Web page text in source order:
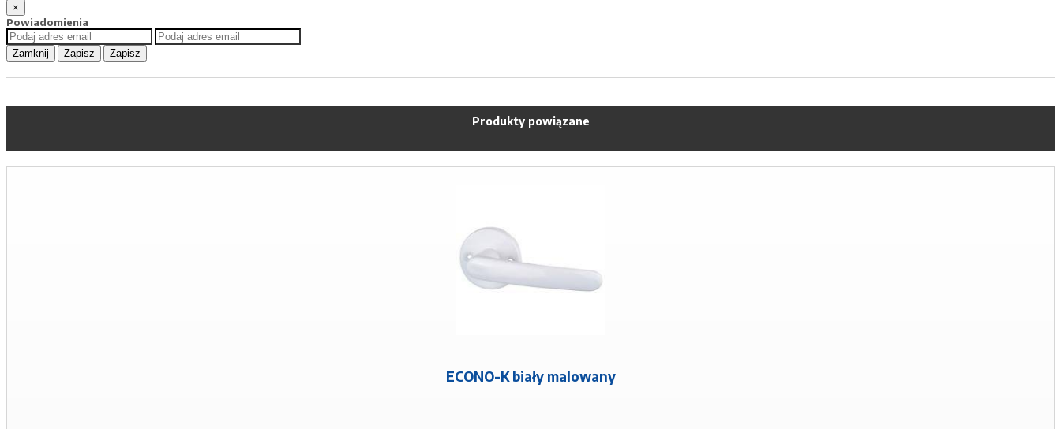
×
Powiadomienia
Zamknij Zapisz Zapisz
Produkty powiązane
ECONO-K biały malowany